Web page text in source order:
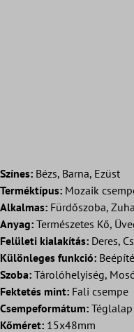
Színes: Bézs, Barna, Ezüst
Terméktípus: Mozaik
Alkalmas: Fürdőszoba,
Anyag: Természetes Kő,
Felületi kialakítás: Deres,
Különleges funkció:
Szoba: Tárolóhelyiség,
Fektetés mint: Fali csempe
Csempeformátum: Téglalap
Kőméret: 15x48mm